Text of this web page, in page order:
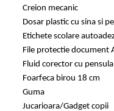
Creion mecanic
Dosar plastic cu sina si
Etichete scolare
File protectie document
Fluid corector cu
Foarfeca birou 18 cm
Guma
Jucarioara/Gadget copii